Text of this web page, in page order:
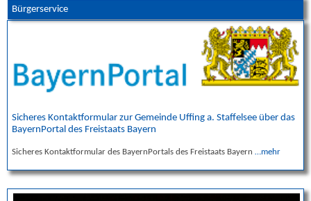
Bürgerservice
Sicheres Kontaktformular zur Gemeinde Uffing a. Staffelsee über das
BayernPortal des Freistaats Bayern
Sicheres Kontaktformular des BayernPortals des Freistaats Bayern…mehr